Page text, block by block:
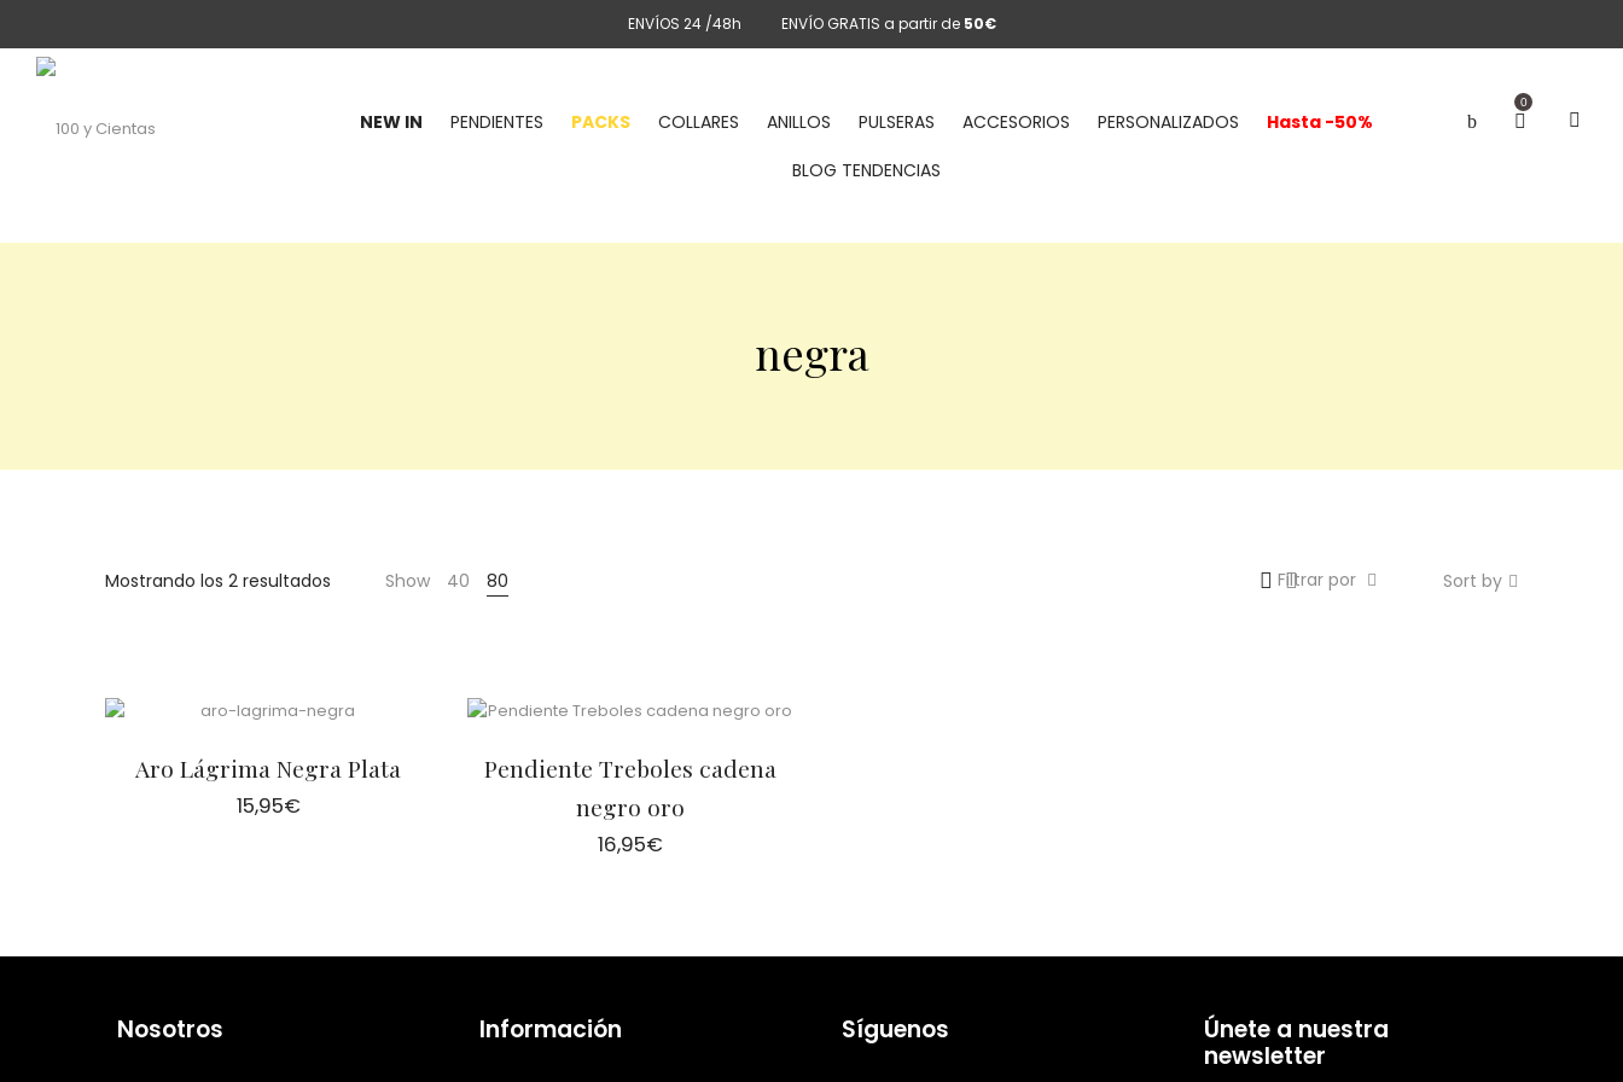
ENVÍOS 24 /48h ENVÍO GRATIS a partir de 50€
0
NEW IN PENDIENTES PACKS COLLARES ANILLOS PULSERAS ACCESORIOS PERSONALIZADOS
Hasta -50%
BLOG TENDENCIAS
negra
Mostrando los 2 resultados Show 40 80 Sort by
Filtrar por
Aro Lágrima Negra Plata
15,95€
Pendiente Treboles cadena
negro oro
16,95€
Nosotros Información Síguenos
Únete a nuestra
newsletter